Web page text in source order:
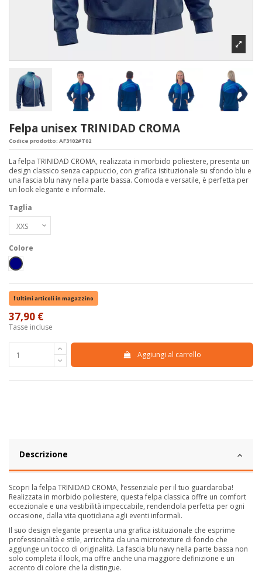
Felpa unisex TRINIDAD CROMA
Codice prodotto: AF3102#T02
La felpa TRINIDAD CROMA, realizzata in morbido poliestere, presenta un
design classico senza cappuccio, con grafica istituzionale su sfondo blu e
una fascia blu navy nella parte bassa. Comoda e versatile, è perfetta per
un look elegante e informale.
Taglia
Colore
Blu Navy
Ultimi articoli in magazzino
37,90 €
Tasse incluse
Aggiungi al carrello
Descrizione
Scopri la felpa TRINIDAD CROMA, l’essenziale per il tuo guardaroba!
Realizzata in morbido poliestere, questa felpa classica offre un comfort
eccezionale e una vestibilità impeccabile, rendendola perfetta per ogni
occasione, dalla vita quotidiana agli eventi informali.
Il suo design elegante presenta una grafica istituzionale che esprime
professionalità e stile, arricchita da una microtexture di fondo che
aggiunge un tocco di originalità. La fascia blu navy nella parte bassa non
solo completa il look, ma offre anche una maggiore definizione e un
accento di colore che la distingue.